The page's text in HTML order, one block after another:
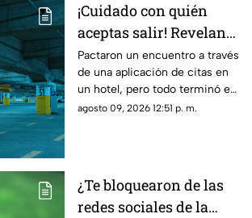
¡Cuidado con quién
aceptas salir! Revelan
nuevo modus operandi
de rob0 tras conocerse
de una aplicación de
citas
Pactaron un encuentro a través
de una aplicación de citas en
un hotel, pero todo terminó en
un rob0 agravado
agosto 09, 2026 12:51 p. m.
¿Te bloquearon de las
redes sociales de la